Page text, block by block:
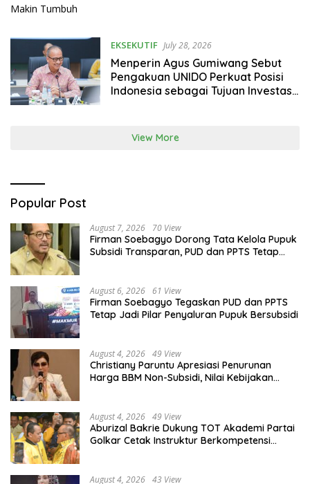
EKSEKUTIF July 28, 2026
Menperin Agus Gumiwang Sebut
Pengakuan UNIDO Perkuat Posisi
Indonesia sebagai Tujuan Investasi
View More
Popular Post
August 7, 2026 70 View
Firman Soebagyo Dorong Tata Kelola Pupuk
Subsidi Transparan, PUD dan PPTS Tetap
August 6, 2026 61 View
Firman Soebagyo Tegaskan PUD dan PPTS
Tetap Jadi Pilar Penyaluran Pupuk Bersubsidi
August 4, 2026 49 View
Christiany Paruntu Apresiasi Penurunan
Harga BBM Non-Subsidi, Nilai Kebijakan
August 4, 2026 49 View
Aburizal Bakrie Dukung TOT Akademi Partai
Golkar Cetak Instruktur Berkompetensi
August 4, 2026 43 View